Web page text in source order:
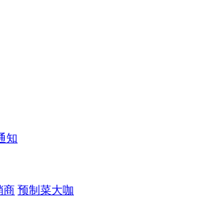
知
商 预制菜大咖